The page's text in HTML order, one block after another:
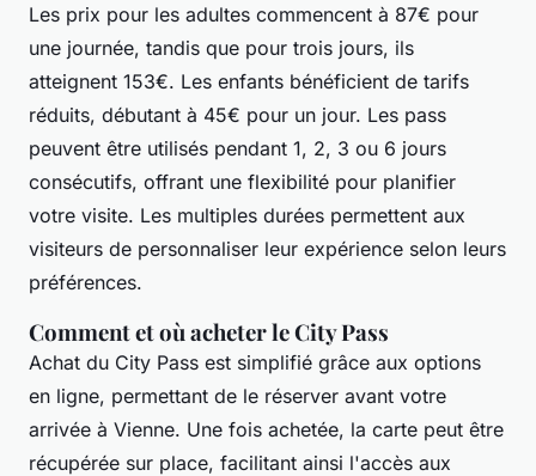
Les prix pour les adultes commencent à 87€ pour
une journée, tandis que pour trois jours, ils
atteignent 153€. Les enfants bénéficient de tarifs
réduits, débutant à 45€ pour un jour. Les pass
peuvent être utilisés pendant 1, 2, 3 ou 6 jours
consécutifs, offrant une flexibilité pour planifier
votre visite. Les multiples durées permettent aux
visiteurs de personnaliser leur expérience selon leurs
préférences.
Comment et où acheter le City Pass
Achat du City Pass est simplifié grâce aux options
en ligne, permettant de le réserver avant votre
arrivée à Vienne. Une fois achetée, la carte peut être
récupérée sur place, facilitant ainsi l'accès aux